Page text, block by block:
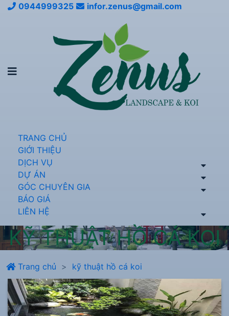
0944999325 infor.zenus@gmail.com
TRANG CHỦ
GIỚI THIỆU
DỊCH VỤ
DỰ ÁN
GÓC CHUYÊN GIA
BÁO GIÁ
LIÊN HỆ
KỸ THUẬT HỒ CÁ KOI
Trang chủ kỹ thuật hồ cá koi